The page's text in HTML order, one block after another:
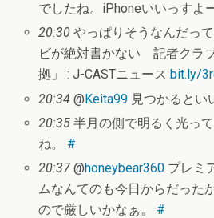
でしたね。iPhoneいいっすよ
20:30 やっぱりそうなんだっ
ビが絶対書かない 記者クラ
拠」 : J-CASTニュース bit.ly/
20:34 @Keita99 見つかるとい
20:35 半月の側で明るく光っ
ね。 #
20:37 @honeybear360 プレミ
ムなんてのも今日からだった
ので厳しいかなぁ。 #